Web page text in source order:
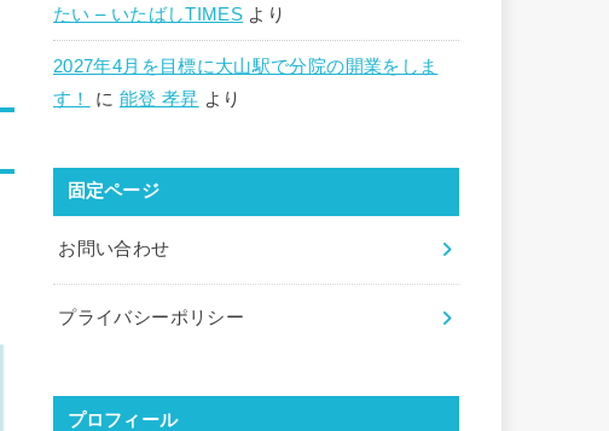
たい – いたばしTIMES より
2027年4月を目標に大山駅で分院の開業をしま
す！
に 能登 孝昇 より
固定ページ
お問い合わせ
プライバシーポリシー
プロフィール